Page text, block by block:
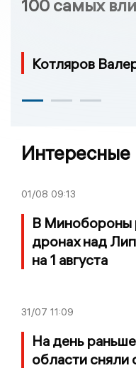
100 самых
Котляров
Интересные
01/08 09:13
В Минобороны
дронах над
на 1 августа
31/07 11:09
На день
области сняли